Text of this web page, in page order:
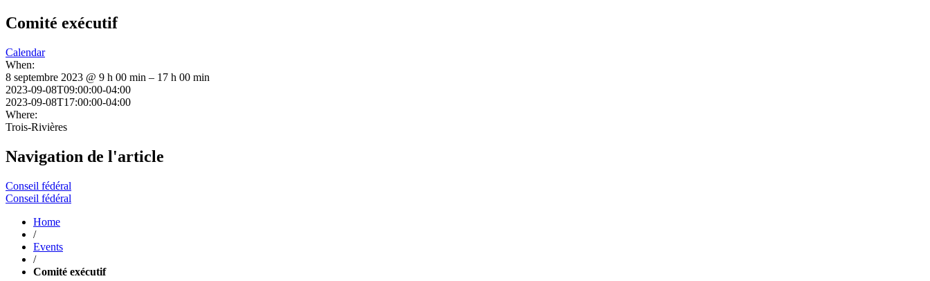
Comité exécutif
Calendar
When:
8 septembre 2023 @ 9 h 00 min – 17 h 00 min
2023-09-08T09:00:00-04:00
2023-09-08T17:00:00-04:00
Where:
Trois-Rivières
Navigation de l'article
Conseil fédéral
Conseil fédéral
Home
/
Events
/
Comité exécutif